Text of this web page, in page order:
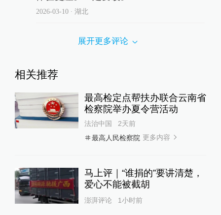
2026-03-10∙ 湖北
展开更多评论
相关推荐
最高检定点帮扶办联合云南省
检察院举办夏令营活动
法治中国
2天前
最高人民检察院 更多内容
马上评｜“谁捐的”要讲清楚，
爱心不能被截胡
澎湃评论 1小时前